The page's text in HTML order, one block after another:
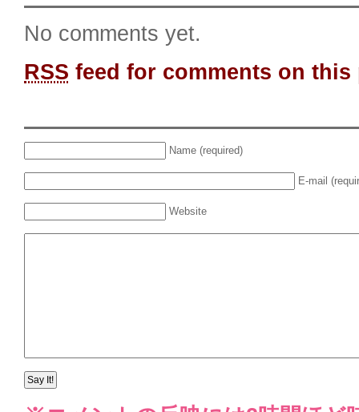
No comments yet.
RSS feed for comments on this
Name (required)
E-mail
Website